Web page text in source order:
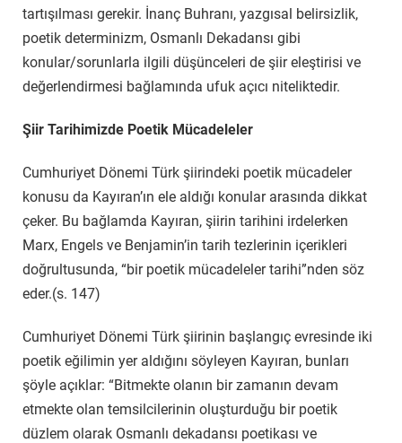
tartışılması gerekir. İnanç Buhranı, yazgısal belirsizlik,
poetik determinizm, Osmanlı Dekadansı gibi
konular/sorunlarla ilgili düşünceleri de şiir eleştirisi ve
değerlendirmesi bağlamında ufuk açıcı niteliktedir.
Şiir Tarihimizde Poetik Mücadeleler
Cumhuriyet Dönemi Türk şiirindeki poetik mücadeler
konusu da Kayıran’ın ele aldığı konular arasında dikkat
çeker. Bu bağlamda Kayıran, şiirin tarihini irdelerken
Marx, Engels ve Benjamin’in tarih tezlerinin içerikleri
doğrultusunda, “bir poetik mücadeleler tarihi”nden söz
eder.(s. 147)
Cumhuriyet Dönemi Türk şiirinin başlangıç evresinde iki
poetik eğilimin yer aldığını söyleyen Kayıran, bunları
şöyle açıklar: “Bitmekte olanın bir zamanın devam
etmekte olan temsilcilerinin oluşturduğu bir poetik
düzlem olarak Osmanlı dekadansı poetikası ve